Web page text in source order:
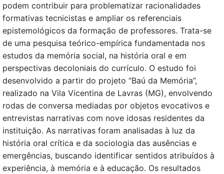
podem contribuir para problematizar racionalidades
formativas tecnicistas e ampliar os referenciais
epistemológicos da formação de professores. Trata-se
de uma pesquisa teórico-empírica fundamentada nos
estudos da memória social, na história oral e em
perspectivas decoloniais do currículo. O estudo foi
desenvolvido a partir do projeto “Baú da Memória”,
realizado na Vila Vicentina de Lavras (MG), envolvendo
rodas de conversa mediadas por objetos evocativos e
entrevistas narrativas com nove idosas residentes da
instituição. As narrativas foram analisadas à luz da
história oral crítica e da sociologia das ausências e
emergências, buscando identificar sentidos atribuídos à
experiência, à memória e à educação. Os resultados